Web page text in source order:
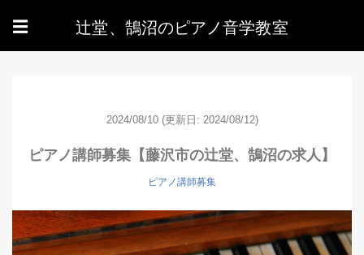
☰ 辻堂、鵠沼のピアノ音学教室
2024/08/10 (更新日: 2024/08/12)
ピアノ講師募集【藤沢市の辻堂、鵠沼の求人】
ピアノ講師募集